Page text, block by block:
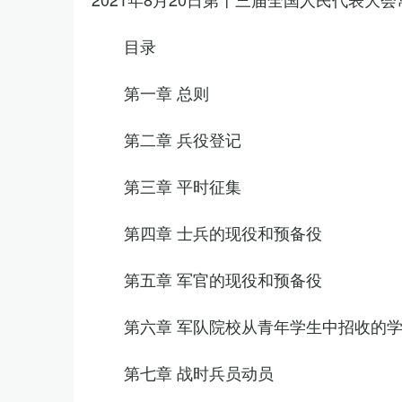
目录
第一章 总则
第二章 兵役登记
第三章 平时征集
第四章 士兵的现役和预备役
第五章 军官的现役和预备役
第六章 军队院校从青年学生中招收的
第七章 战时兵员动员